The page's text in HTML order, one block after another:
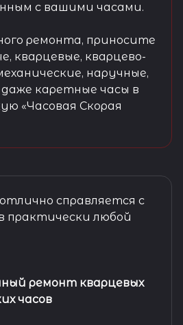
с вашими часами.
ремонта, приносите
кварцевые, кварцево-
наручные,
каретные часы в
«Часовая Скорая
справляется с
практически любой
ремонт кварцевых
часов